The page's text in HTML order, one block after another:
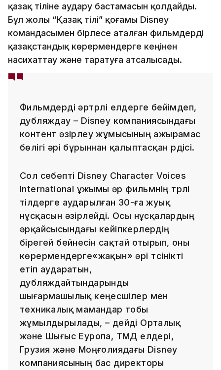
қазақ тіліне аудару бастамасын қолдайды.
Бұл жолы “Қазақ тілі” қоғамы Disney
командасымен бірлесе аталған фильмдерді
қазақстандық көрермендерге кеңінен
насихаттау және таратуға атсалысады.
Фильмдерді әртүрлі елдерге бейімдеп,
дубляждау – Disney компаниясындағы
контент әзірлеу жұмысының ажырамас
бөлігі әрі бұрыннан қалыптасқан үрдісі.
Сол себепті Disney Character Voices
International ұжымы әр фильмнің түрлі
тілдерге аударылған 30-ға жуық
нұсқасын әзірлейді. Осы нұсқалардың
әрқайсысындағы кейіпкерлердің
бірегей бейнесін сақтай отырып, оны
көрермендерге«жақын» әрі түсінікті
етіп аударатын,
дубляждайтындарынды
шығармашылық кеңесшілер мен
техникалық мамандар тобы
жұмылдырылады, – дейді Орталық
және Шығыс Еуропа, ТМД елдері,
Грузия және Моңғолиядағы Disney
компаниясының бас директоры